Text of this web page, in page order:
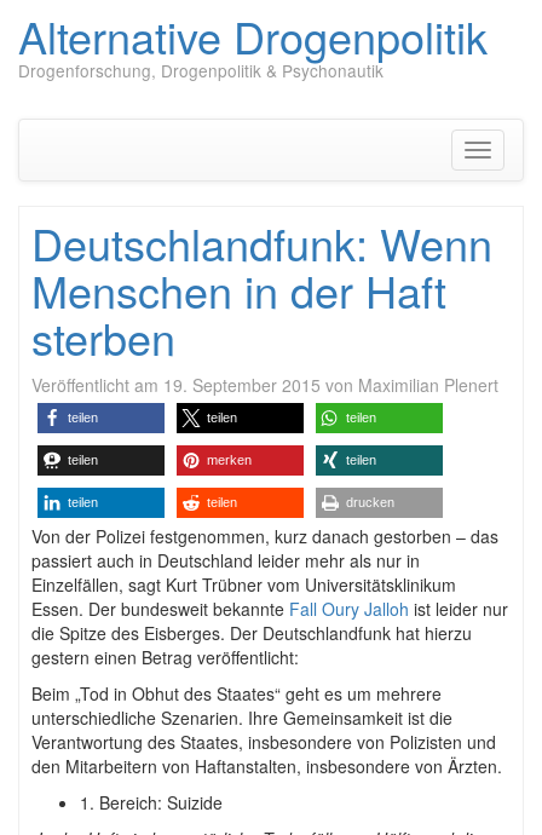
Alternative Drogenpolitik
Drogenforschung, Drogenpolitik & Psychonautik
Deutschlandfunk: Wenn
Menschen in der Haft
sterben
Veröffentlicht am 19. September 2015 von Maximilian Plenert
teilen teilen teilen
teilen merken teilen
teilen teilen drucken
Von der Polizei festgenommen, kurz danach gestorben – das
passiert auch in Deutschland leider mehr als nur in
Einzelfällen, sagt Kurt Trübner vom Universitätsklinikum
Essen. Der bundesweit bekannte Fall Oury Jalloh ist leider nur
die Spitze des Eisberges. Der Deutschlandfunk hat hierzu
gestern einen Betrag veröffentlicht:
Beim „Tod in Obhut des Staates“ geht es um mehrere
unterschiedliche Szenarien. Ihre Gemeinsamkeit ist die
Verantwortung des Staates, insbesondere von Polizisten und
den Mitarbeitern von Haftanstalten, insbesondere von Ärzten.
1. Bereich: Suizide